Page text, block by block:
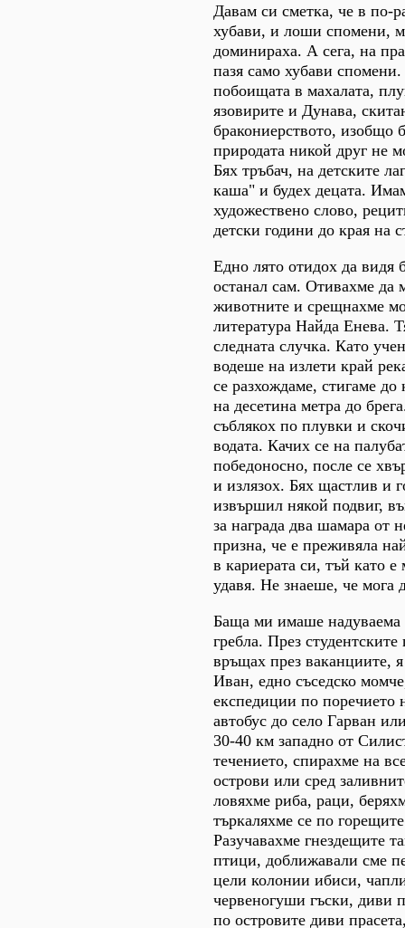
Давам си сметка, че в по-
хубави, и лоши спомени,
доминираха. А сега, на
пазя само хубави
побоищата в махалата,
язовирите и Дунава,
бракониерството, изобщо
природата никой друг не
Бях тръбач, на детските
каша" и будех децата.
художествено слово,
детски години до края на
Едно лято отидох да видя
останал сам. Отивахме да
животните и срещнахме
литература Найда Енева.
следната случка. Като
водеше на излети край
се разхождаме, стигаме до
на десетина метра до
съблякох по плувки и
водата. Качих се на
победоносно, после се
и излязох. Бях щастлив и
извършил някой подвиг,
за награда два шамара от
призна, че е преживяла
в кариерата си, тъй като
удавя. Не знаеше, че мога
Баща ми имаше надуваема
гребла. През студентските
връщах през ваканциите,
Иван, едно съседско
експедиции по
автобус до село Гарван
30-40 км западно от
течението, спирахме на
острови или сред
ловяхме риба, раци,
търкаляхме се по
Разучавахме гнездещите
птици, доближавали сме
цели колонии ибиси,
червеногуши гъски, диви
по островите диви